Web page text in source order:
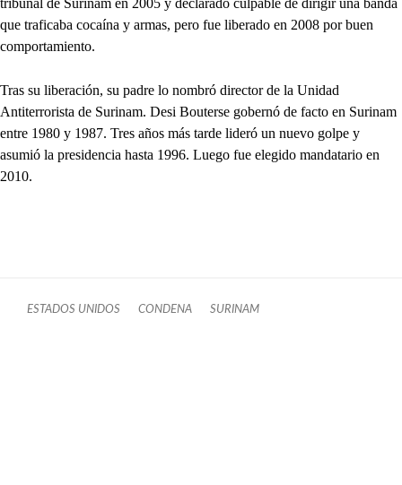
que traficaba cocaína y armas, pero fue liberado en 2008 por buen
comportamiento.
Tras su liberación, su padre lo nombró director de la Unidad
Antiterrorista de Surinam. Desi Bouterse gobernó de facto en Surinam
entre 1980 y 1987. Tres años más tarde lideró un nuevo golpe y
asumió la presidencia hasta 1996. Luego fue elegido mandatario en
2010.
ESTADOS UNIDOS CONDENA SURINAM